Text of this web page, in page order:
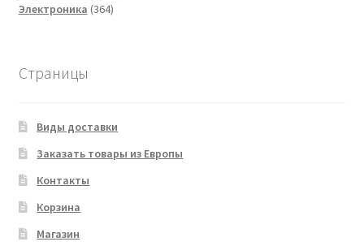
Электроника 364364
Страницы
Виды доставки
Заказать товары из Европы
Контакты
Корзина
Магазин